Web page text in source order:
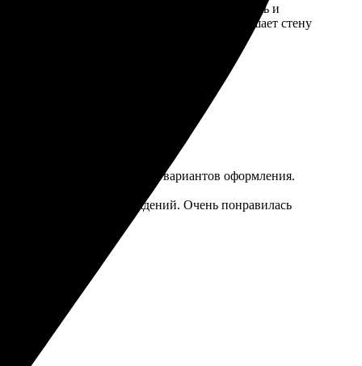
заказ и ждала. Оперативно связались и
детали проработаны отлично. Теперь украшает стену
сохранить свои воспоминания.
интерфейс сайта, много вариантов оформления.
что доехала без повреждений. Очень понравилась